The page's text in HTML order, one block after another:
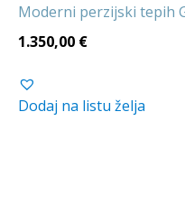
Moderni perzijski tepih
1.350,00 €
Dodaj na listu želja